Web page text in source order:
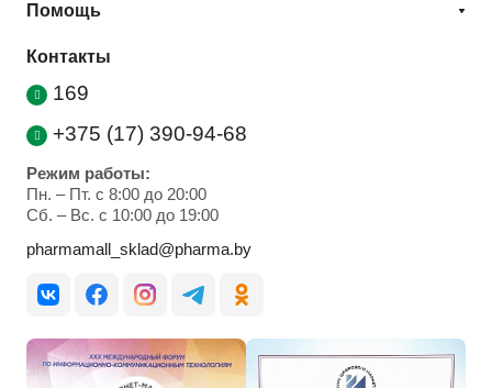
Помощь
Контакты
169
+375 (17) 390-94-68
Режим работы:
Пн. – Пт. с 8:00 до 20:00
Cб. – Вс. с 10:00 до 19:00
pharmamall_sklad@pharma.by